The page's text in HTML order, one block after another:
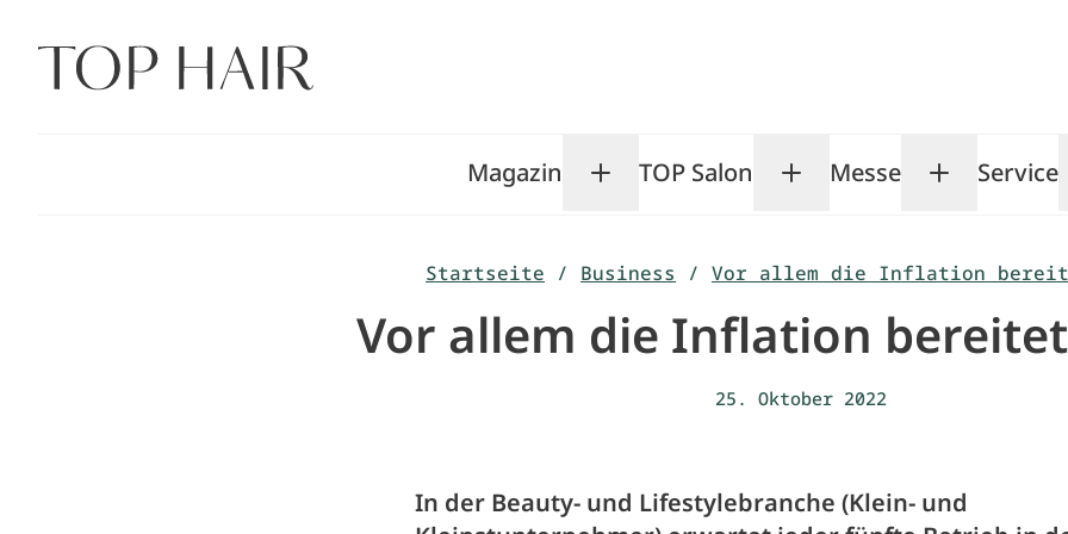
Inhalt
springen
Magazin Toggle Magazin submenu
TOP Salon Toggle TOP Salon
Messe ToggleService
Startseite / Business / Vor allem die Inflation
Vor allem die Inflation
25. Oktober 2022
In der Beauty- und Lifestylebranche (Klein- und